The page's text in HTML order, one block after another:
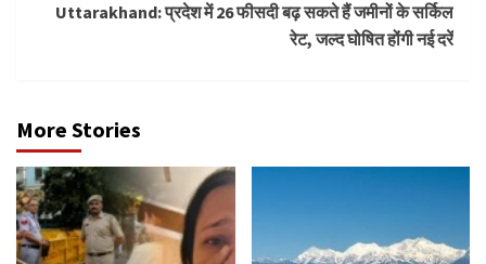
Uttarakhand: प्रदेश में 26 फीसदी बढ़ सकते हैं जमीनों के सर्किल
रेट, जल्द घोषित होंगी नई दरें
More Stories